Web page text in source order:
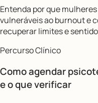
Entenda por que
vulneráveis ao burnout e
recuperar limites e
Percurso Clínico
Como agendar
e o que verificar